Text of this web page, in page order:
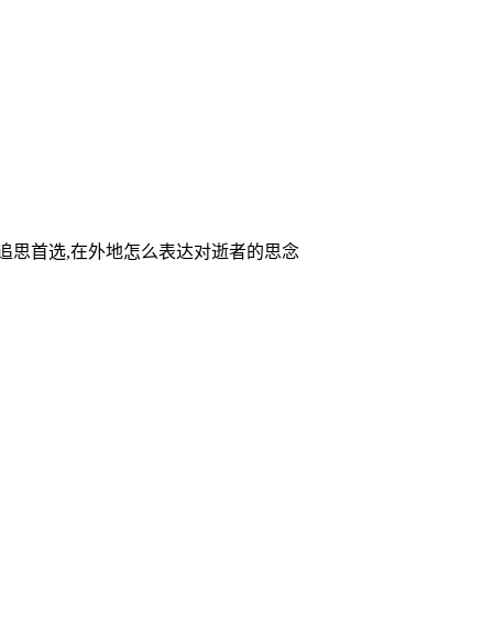
思首选,在外地怎么表达对逝者的思念